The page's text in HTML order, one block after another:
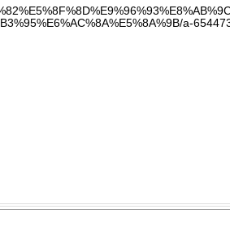
a-